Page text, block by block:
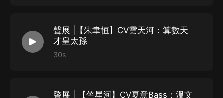
主播簡介：
旁白：唐子晰 ，8082工作室，配音演員
聲展 |【朱聿恒】CV雲天河：算數天
才皇太孫
30s
聲展 | 【竺星河】CV夏意Bass：溫文